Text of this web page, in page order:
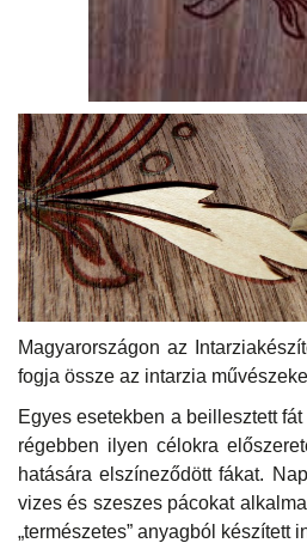
Magyarországon az
fogja össze az intarzia
Egyes esetekben a beillesztett
régebben ilyen célokra
hatására elszíneződött fákat.
vizes és szeszes pácokat
„természetes” anyagból készített